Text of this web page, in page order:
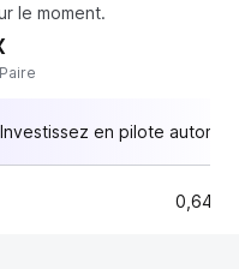
le moment.
Paire
Investissez en pilote